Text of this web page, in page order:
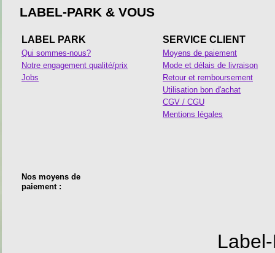
LABEL-PARK & VOUS
LABEL PARK
Qui sommes-nous?
Notre engagement qualité/prix
Jobs
SERVICE CLIENT
Moyens de paiement
Mode et délais de livraison
Retour et remboursement
Utilisation bon d'achat
CGV / CGU
Mentions légales
Nos moyens de
paiement :